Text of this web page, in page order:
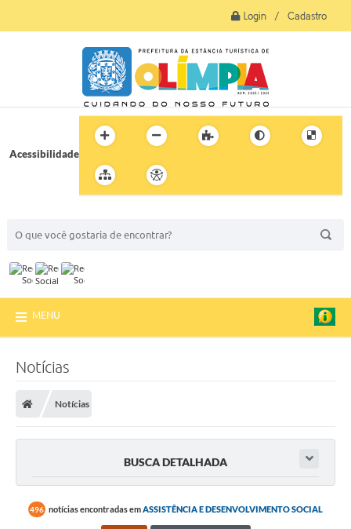
Login / Cadastro
Acessibilidade
MENU
Notícias
Notícias
BUSCA DETALHADA
496 notícias encontradas emASSISTÊNCIA E DESENVOLVIMENTO SOCIAL